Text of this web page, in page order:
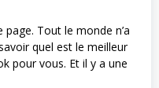
Tout le monde n’a
quel est le meilleur
pour vous. Et il y a une